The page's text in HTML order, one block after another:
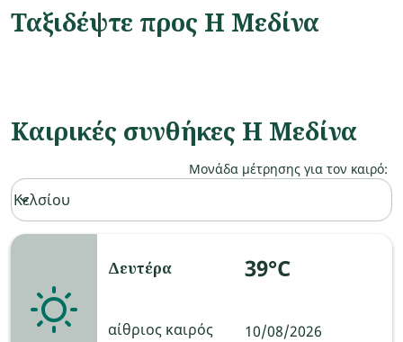
Ταξιδέψτε προς Η Μεδίνα
Καιρικές συνθήκες Η Μεδίνα
Μονάδα μέτρησης για τον καιρό:
Weather unit option Κελσίου Selected
Κελσίου
keyboard_arrow_down
Δευτέρα
αίθριος καιρός
39°C
10/08/2026